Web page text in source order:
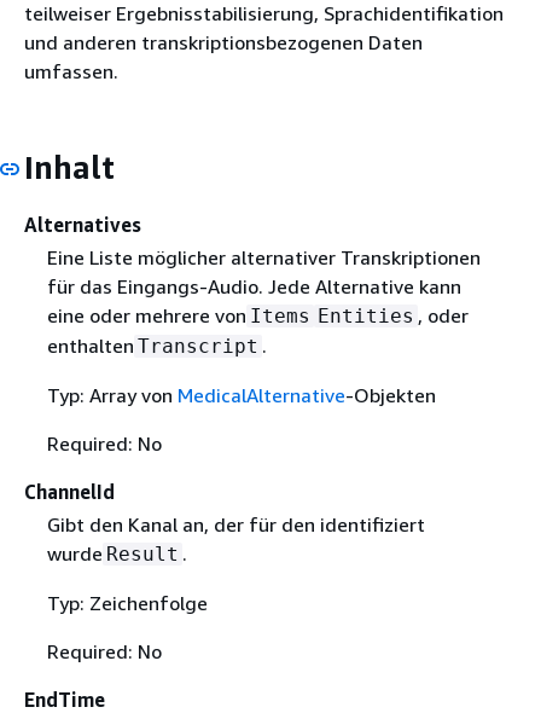
teilweiser Ergebnisstabilisierung, Sprachidentifikation
und anderen transkriptionsbezogenen Daten
umfassen.
Inhalt
Alternatives
Eine Liste möglicher alternativer Transkriptionen
für das Eingangs-Audio. Jede Alternative kann
eine oder mehrere von Items Entities , oder
enthalten Transcript .
Typ: Array von MedicalAlternative-Objekten
Required: No
ChannelId
Gibt den Kanal an, der für den identifiziert
wurde Result .
Typ: Zeichenfolge
Required: No
EndTime